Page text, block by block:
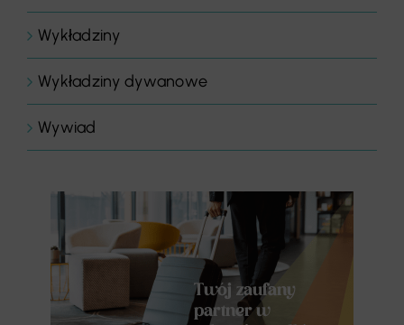
Wykładziny
Wykładziny dywanowe
Wywiad